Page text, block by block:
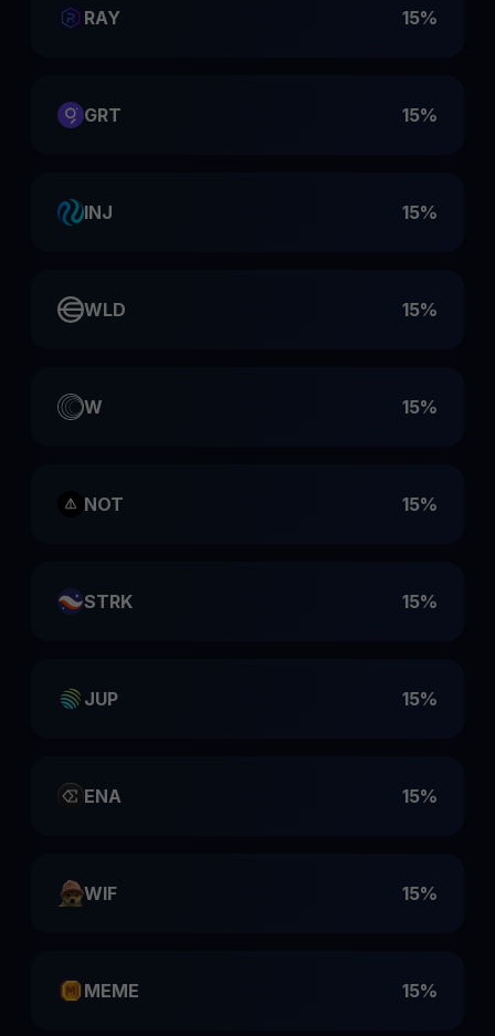
RAY 15%
GRT 15%
INJ 15%
WLD 15%
W 15%
NOT 15%
STRK 15%
JUP 15%
ENA 15%
WIF 15%
MEME 15%